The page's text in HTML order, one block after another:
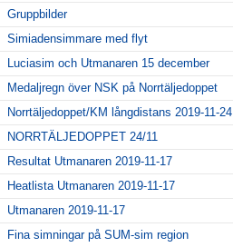
Gruppbilder
Simiadensimmare med flyt
Luciasim och Utmanaren 15 december
Medaljregn över NSK på Norrtäljedoppet
Norrtäljedoppet/KM långdistans 2019-11-24
NORRTÄLJEDOPPET 24/11
Resultat Utmanaren 2019-11-17
Heatlista Utmanaren 2019-11-17
Utmanaren 2019-11-17
Fina simningar på SUM-sim region